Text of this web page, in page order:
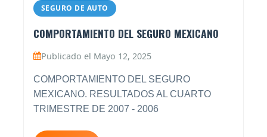
SEGURO DE AUTO
COMPORTAMIENTO DEL SEGURO MEXICANO
Publicado el Mayo 12, 2025
COMPORTAMIENTO DEL SEGURO
MEXICANO. RESULTADOS AL CUARTO
TRIMESTRE DE 2007 - 2006